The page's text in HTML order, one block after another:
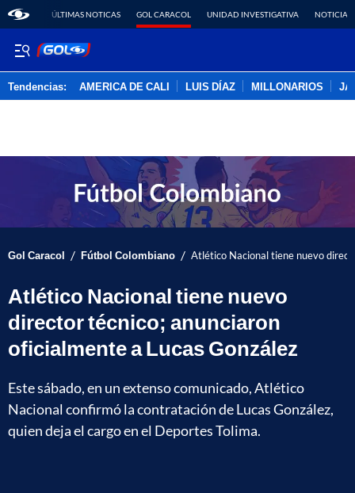
ÚLTIMAS NOTICAS GOL CARACOL UNIDAD INVESTIGATIVA NOTICIAS
Tendencias: AMERICA DE CALI LUIS DÍAZ MILLONARIOS
Gol Caracol / Fútbol Colombiano / Atlético Nacional tiene nuevo
Atlético Nacional tiene nuevo
director técnico; anunciaron
oficialmente a Lucas González
Este sábado, en un extenso comunicado, Atlético
Nacional confirmó la contratación de Lucas González,
quien deja el cargo en el Deportes Tolima.